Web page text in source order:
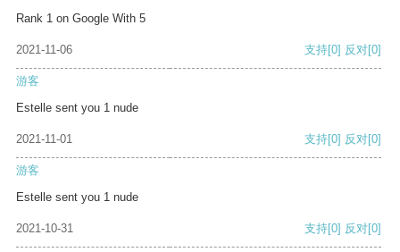
Rank 1 on Google With 5
2021-11-06 支持[0] 反对[0]
游客
Estelle sent you 1 nude
2021-11-01 支持[0] 反对[0]
游客
Estelle sent you 1 nude
2021-10-31 支持[0] 反对[0]